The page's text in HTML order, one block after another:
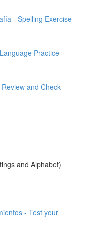
- Spelling Exercise
Practice
and Check
and Alphabet)
- Test your